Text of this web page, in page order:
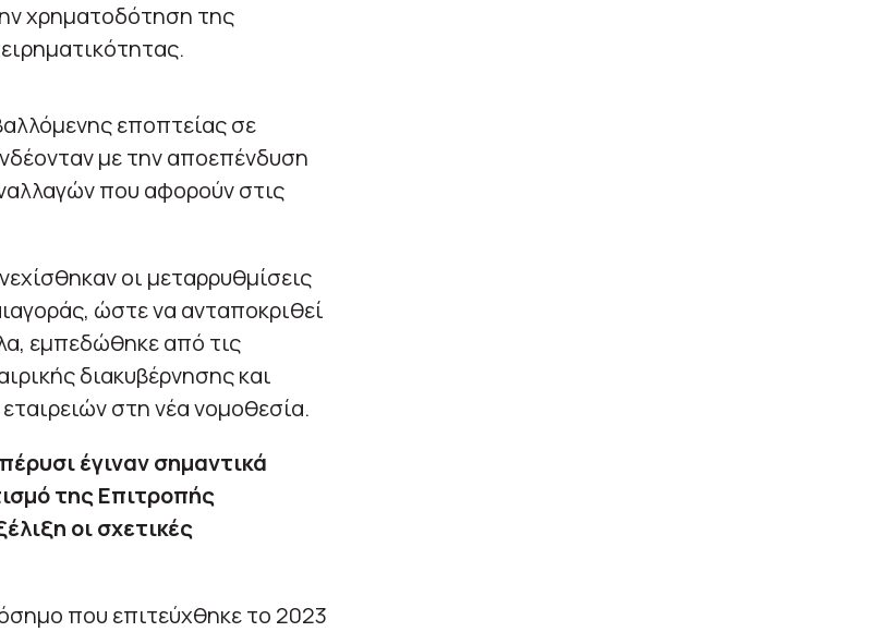
χρηματοδότηση της
εποπτείας σε
με την αποεπένδυση
που αφορούν στις
οι μεταρρυθμίσεις
ώστε να ανταποκριθεί
εμπεδώθηκε από τις
διακυβέρνησης και
στη νέα νομοθεσία.
έγιναν σημαντικά
της Επιτροπής
οι σχετικές
που επιτεύχθηκε το 2023